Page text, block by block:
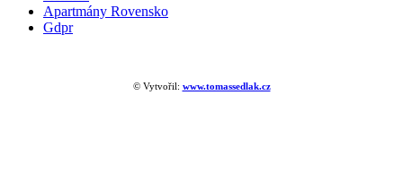
Apartmány Rovensko
Gdpr
© Vytvořil: www.tomassedlak.cz